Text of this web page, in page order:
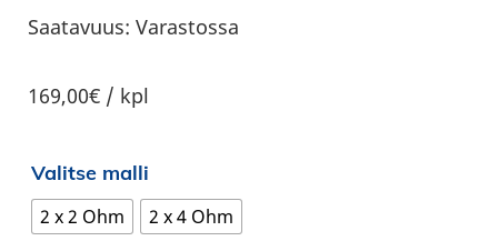
Saatavuus: Varastossa
169,00€ / kpl
Valitse malli
2 x 2 Ohm 2 x 4 Ohm